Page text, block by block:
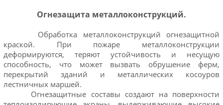
Огнезащита металлоконструкций.
Обработка металлоконструкций огнезащитной
краской. При пожаре металлоконструкции
деформируются, теряют устойчивость и несущую
способность, что может вызвать обрушение ферм,
перекрытий зданий и металлических косоуров
лестничных маршей.
Огнезащитные составы создают на поверхности